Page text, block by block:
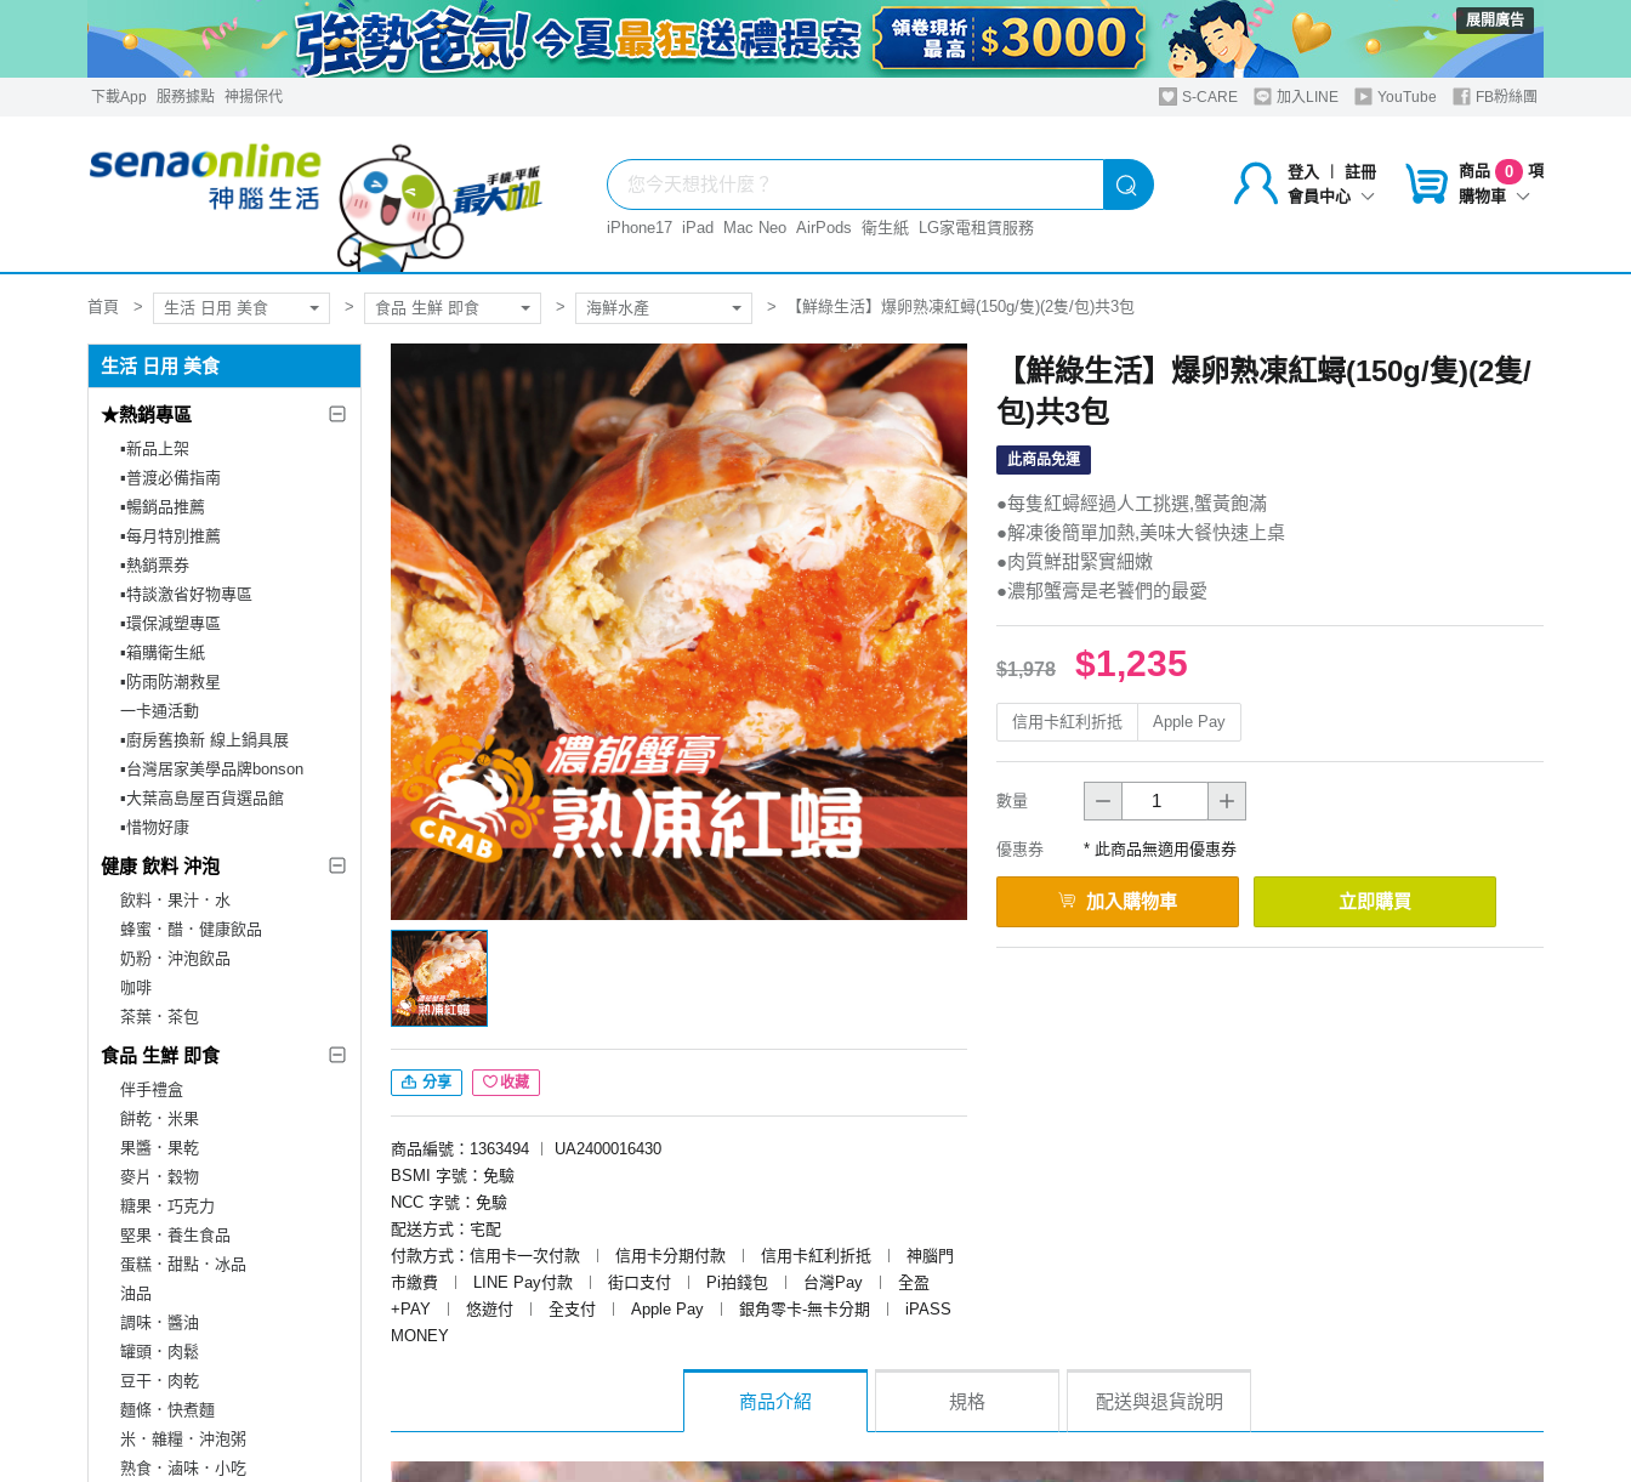
展開廣告
下載App 服務據點 神揚保代 S-CARE 加入LINE YouTube FB粉絲團
登入 ︱
註冊
會員中心
商品 0
項
購物車
iPhone17 iPad Mac Neo AirPods 衛生紙 LG家電租賃服務
首頁 生活 日用 美食 食品 生鮮 即食 海鮮水產 【鮮綠生活】爆卵熟凍紅蟳(150g/隻)(2隻/包)共3包
生活 日用 美食
★熱銷專區
▪︎新品上架
▪︎普渡必備指南
▪︎暢銷品推薦
▪︎每月特別推薦
▪︎熱銷票券
▪︎特談激省好物專區
▪︎環保減塑專區
▪︎箱購衛生紙
▪︎防雨防潮救星
一卡通活動
▪︎廚房舊換新 線上鍋具展
▪︎台灣居家美學品牌bonson
▪︎大葉高島屋百貨選品館
▪︎惜物好康
健康 飲料 沖泡
飲料．果汁．水
蜂蜜．醋．健康飲品
奶粉．沖泡飲品
咖啡
茶葉．茶包
食品 生鮮 即食
伴手禮盒
餅乾．米果
果醬．果乾
麥片．穀物
糖果．巧克力
堅果．養生食品
蛋糕．甜點．冰品
油品
調味．醬油
罐頭．肉鬆
豆干．肉乾
麵條．快煮麵
米．雜糧．沖泡粥
熟食．滷味．小吃
分享 收藏
商品編號：1363494 ︱
UA2400016430
BSMI 字號：免驗
NCC 字號：免驗
配送方式：宅配
付款方式：信用卡一次付款
︱ 信用卡分期付款 ︱ 信用卡紅利折抵 ︱
神腦門
市繳費
︱ LINE Pay付款 ︱ 街口支付 ︱ Pi拍錢包 ︱ 台灣Pay ︱
全盈
+PAY
︱ 悠遊付 ︱ 全支付 ︱ Apple Pay ︱ 銀角零卡-無卡分期 ︱
iPASS
MONEY
【鮮綠生活】爆卵熟凍紅蟳(150g/隻)(2隻/
包)共3包
此商品免運
●每隻紅蟳經過人工挑選,蟹黃飽滿
●解凍後簡單加熱,美味大餐快速上桌
●肉質鮮甜緊實細嫩
●濃郁蟹膏是老饕們的最愛
$1,978 $1,235
信用卡紅利折抵 Apple Pay
數量
優惠券 * 此商品無適用優惠券
加入購物車 立即購買
商品介紹 規格 配送與退貨說明